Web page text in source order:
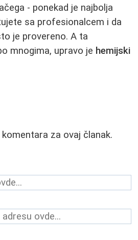
- ponekad je najbolja
sa profesionalcem i da
je provereno. A ta
mnogima, upravo je hemijski
za ovaj članak.